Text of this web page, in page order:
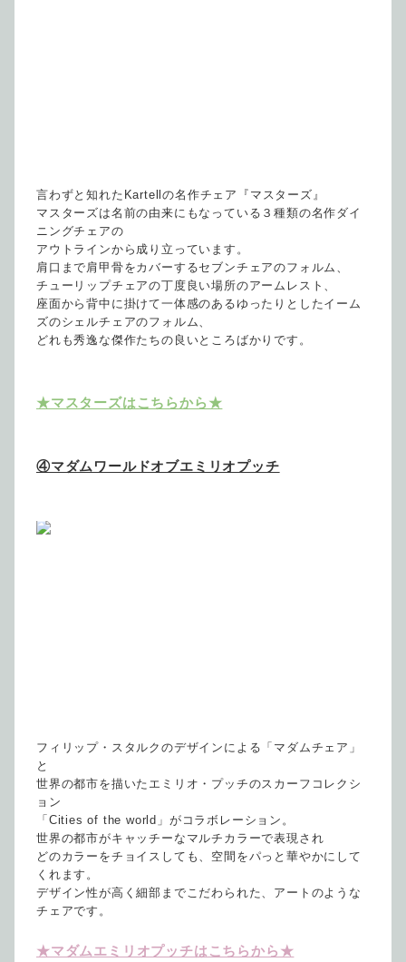
言わずと知れたKartellの名作チェア『マスターズ』
マスターズは名前の由来にもなっている３種類の名作ダイ
ニングチェアの
アウトラインから成り立っています。
肩口まで肩甲骨をカバーするセブンチェアのフォルム、
チューリップチェアの丁度良い場所のアームレスト、
座面から背中に掛けて一体感のあるゆったりとしたイーム
ズのシェルチェアのフォルム、
どれも秀逸な傑作たちの良いところばかりです。
★マスターズはこちらから★
④マダムワールドオブエミリオプッチ
フィリップ・スタルクのデザインによる「マダムチェア」
と
世界の都市を描いたエミリオ・プッチのスカーフコレクシ
ョン
「Cities of the world」がコラボレーション。
世界の都市がキャッチーなマルチカラーで表現され
どのカラーをチョイスしても、空間をパっと華やかにして
くれます。
デザイン性が高く細部までこだわられた、アートのような
チェアです。
★マダムエミリオプッチはこちらから★